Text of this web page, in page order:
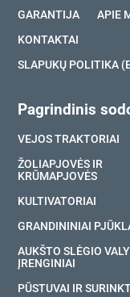
GARANTIJA
APIE
KONTAKTAI
SLAPUKŲ POLITIKA
Pagrindinis
VEJOS TRAKTORIAI
ŽOLIAPJOVĖS IR
KRŪMAPJOVĖS
KULTIVATORIAI
GRANDININIAI
AUKŠTO SLĖGIO
ĮRENGINIAI
PŪSTUVAI IR